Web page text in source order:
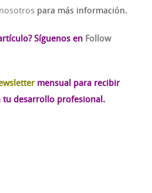
para más información.
Síguenos en Follow
mensual para recibir
tu desarrollo profesional.